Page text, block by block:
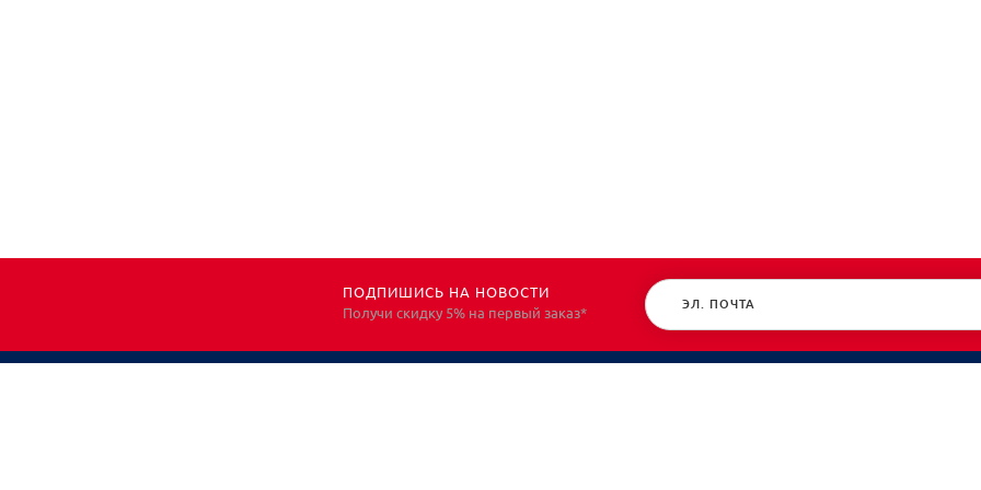
ПОДПИШИСЬ НА НОВОСТИ
Получи скидку 5% на первый заказ*